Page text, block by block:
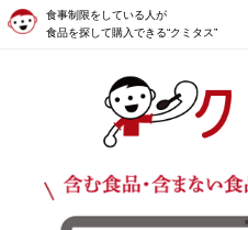
食事制限をしている人が
食品を探して購入できる“クミタス”